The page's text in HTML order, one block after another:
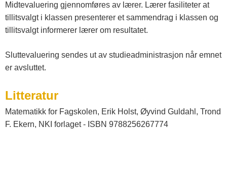
Midtevaluering gjennomføres av lærer. Lærer fasiliteter at
tillitsvalgt i klassen presenterer et sammendrag i klassen og
tillitsvalgt informerer lærer om resultatet.
Sluttevaluering sendes ut av studieadministrasjon når emnet
er avsluttet.
Litteratur
Matematikk for Fagskolen, Erik Holst, Øyvind Guldahl, Trond
F. Ekern, NKI forlaget - ISBN 9788256267774